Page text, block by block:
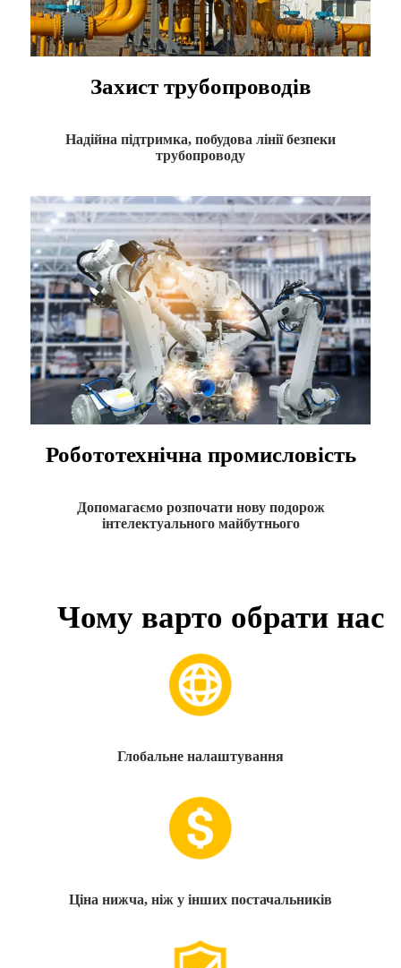
Захист трубопроводів
Надійна підтримка, побудова лінії безпеки
трубопроводу
Робототехнічна промисловість
Допомагаємо розпочати нову подорож
інтелектуального майбутнього
Чому варто обрати нас
Глобальне налаштування
Ціна нижча, ніж у інших постачальників